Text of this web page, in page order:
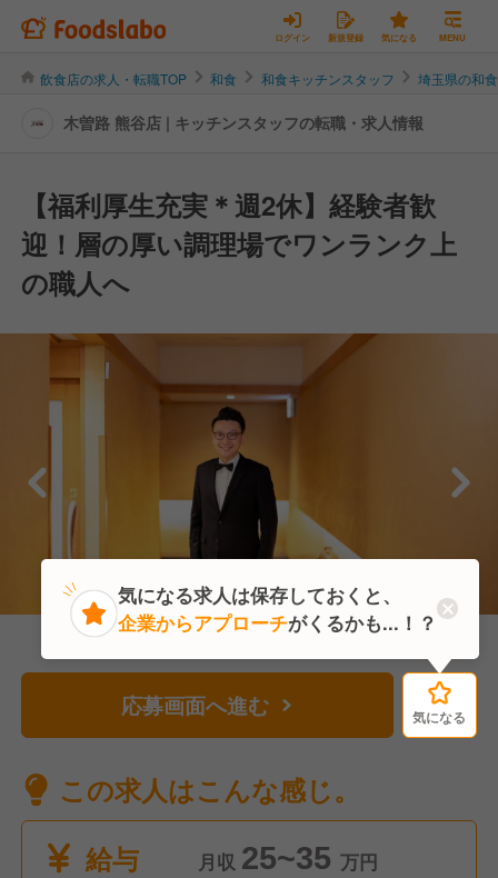
ログイン 新規登録 気になる MENU
飲食店の求人・転職TOP 和食 和食キッチンスタッフ 埼玉県の和
木曽路 熊谷店 | キッチンスタッフの転職・求人情報
【福利厚生充実＊週2休】経験者歓
迎！層の厚い調理場でワンランク上
の職人へ
応募画面へ進む 気になる
この求人はこんな感じ。
給与
月収 25~35 万円
気になる
気になる求人は保存しておくと、
企業からアプローチがくるかも...！？